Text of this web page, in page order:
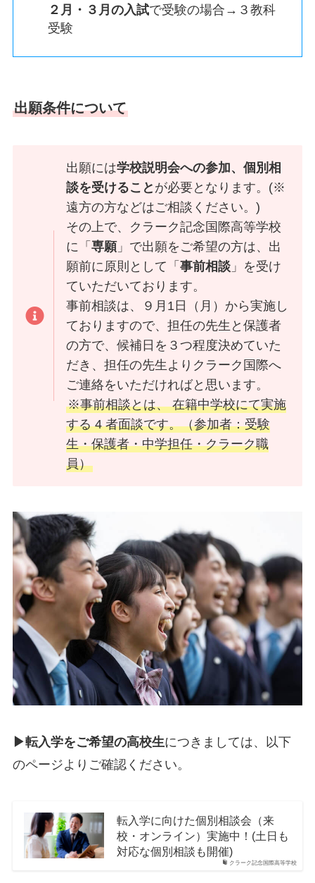
２月・３月の入試で受験の場合→３教科
受験
出願条件について
出願には学校説明会への参加、個別相
談を受けること が必要となります。(※
遠方の方などはご相談ください。)
その上で、クラーク記念国際高等学校
に「専願 」で出願をご希望の方は、出
願前に原則として「事前相談 」を受け
ていただいております。
事前相談は、９月1日（月）から実施し
ておりますので、担任の先生と保護者
の方で、候補日を３つ程度決めていた
だき、担任の先生よりクラーク国際へ
ご連絡をいただければと思います。
※事前相談とは、 在籍中学校にて実施
する 4 者面談です。（参加者：受験
生・保護者・中学担任・クラーク職
員）
▶転入学をご希望の高校生につきましては、以下
のページよりご確認ください。
クラーク記念国際高等学校
転入学に向けた個別相談会（来
校・オンライン）実施中！(土日も
対応な個別相談も開催)